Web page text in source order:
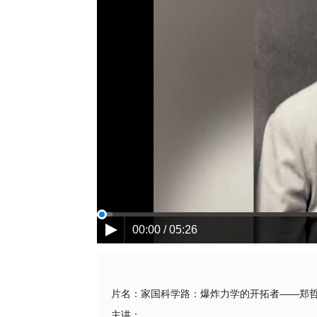
00:00 / 05:26
片名： 家国科学路：爆炸力学的开拓者——郑
主讲：